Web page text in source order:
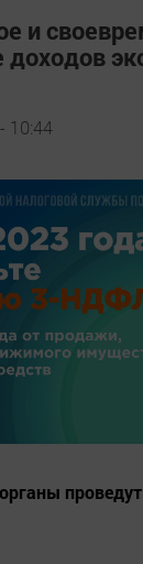
и
доходов
10:44